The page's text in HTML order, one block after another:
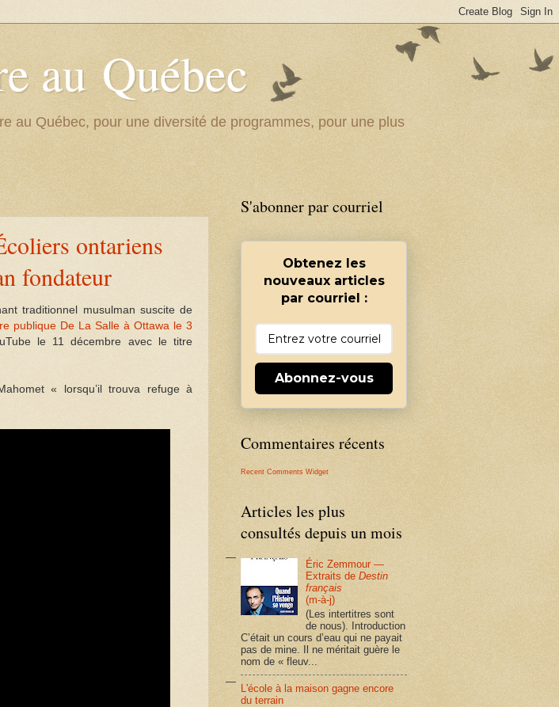
au Québec
au Québec, pour une diversité de programmes, pour une plus
ontariens
fondateur
traditionnel musulman suscite de
publique De La Salle à Ottawa le 3
le 11 décembre avec le titre
« lorsqu’il trouva refuge à
S'abonner par courriel
Obtenez les
nouveaux articles
par courriel :
Abonnez-vous
Commentaires récents
Recent Comments Widget
Articles les plus
consultés depuis un mois
Éric Zemmour —
Extraits deDestin
français
(m-à-j)
(Les intertitres sont
de nous). Introduction
C’était un cours d’eau qui ne payait
pas de mine. Il ne méritait guère le
nom de « fleuv...
L'école à la maison gagne encore
du terrain